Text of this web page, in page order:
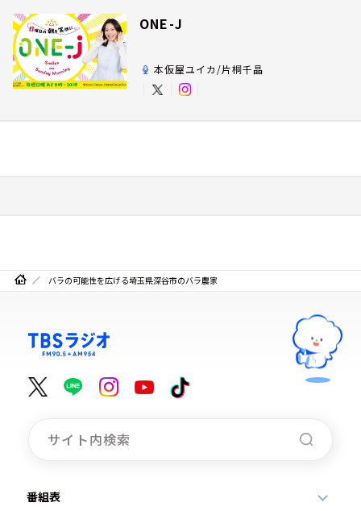
ONE-J
本仮屋ユイカ/片桐千晶
バラの可能性を広げる埼玉県深谷市のバラ農家
番組表